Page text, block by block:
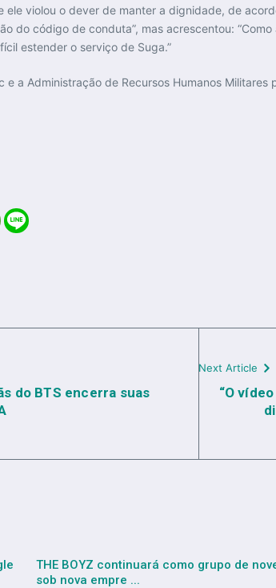
violou o dever de manter a dignidade, de
do código de conduta”, mas acrescentou:
estender o serviço de Suga.”
a Administração de Recursos Humanos
do BTS encerra suas
Next Article
“O
THE BOYZ continuará como grupo de
sob nova empre ...